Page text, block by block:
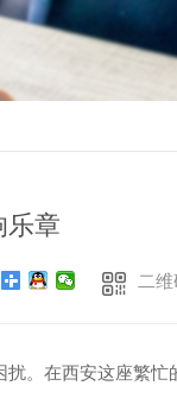
乐章
二
。在西安这座繁忙